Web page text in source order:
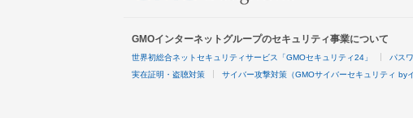
GMOインターネットグループのセキュリティ事業について
世界初総合ネットセキュリティサービス「GMOセキュリティ24」 パス
実在証明・盗聴対策 サイバー攻撃対策（GMOサイバーセキュリティ by